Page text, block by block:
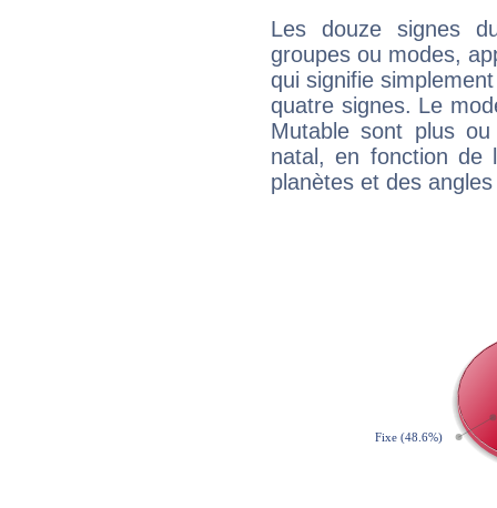
Les douze signes
groupes ou modes,
qui signifie
quatre signes. Le
Mutable sont plus
natal, en fonction de
planètes et des